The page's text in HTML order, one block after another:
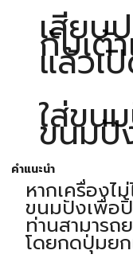
เสียบ
กับเต้
แล้วเ
ใส่ขน
ขนมปั
คำแนะนำ
หากเครื่องไ
ขนมปังเพื่อปิ้
ท่านสามารถ
โดยกดปุ่มย